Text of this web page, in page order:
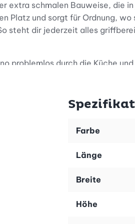
schmalen Bauweise, die
Platz und sorgt für Ordnung,
steht dir jederzeit alles
problemlos durch die Küche
Nutzung stets ansehnlich
Fino Allzweckwagen ist
aus Design,
Farbe
Länge
Breite
Höhe